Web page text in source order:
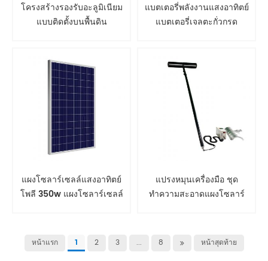
โครงสร้างรองรับอะลูมิเนียม
แบบติดตั้งบนพื้นดิน
แบตเตอรี่พลังงานแสงอาทิตย์
แบตเตอรี่เจลตะกั่วกรด
แผงโซลาร์เซลล์แสงอาทิตย์
โพลี 350w แผงโซลาร์เซลล์
แปรงหมุนเครื่องมือ ชุด
ทำความสะอาดแผงโซลาร์
หน้าแรก 1 2 3 ... 8 หน้าสุดท้าย